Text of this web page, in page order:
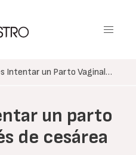
Intentar un Parto Vaginal…
un parto
de cesárea